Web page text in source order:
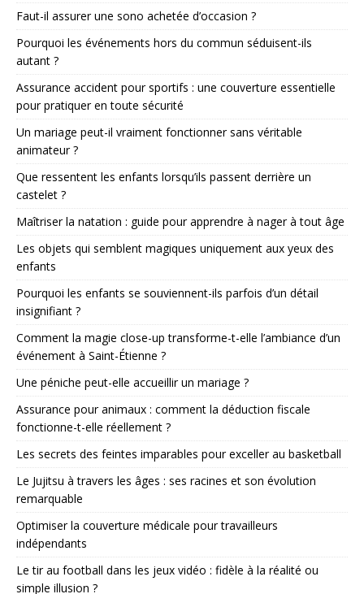
Faut-il assurer une sono achetée d’occasion ?
Pourquoi les événements hors du commun séduisent-ils
autant ?
Assurance accident pour sportifs : une couverture essentielle
pour pratiquer en toute sécurité
Un mariage peut-il vraiment fonctionner sans véritable
animateur ?
Que ressentent les enfants lorsqu’ils passent derrière un
castelet ?
Maîtriser la natation : guide pour apprendre à nager à tout âge
Les objets qui semblent magiques uniquement aux yeux des
enfants
Pourquoi les enfants se souviennent-ils parfois d’un détail
insignifiant ?
Comment la magie close-up transforme-t-elle l’ambiance d’un
événement à Saint-Étienne ?
Une péniche peut-elle accueillir un mariage ?
Assurance pour animaux : comment la déduction fiscale
fonctionne-t-elle réellement ?
Les secrets des feintes imparables pour exceller au basketball
Le Jujitsu à travers les âges : ses racines et son évolution
remarquable
Optimiser la couverture médicale pour travailleurs
indépendants
Le tir au football dans les jeux vidéo : fidèle à la réalité ou
simple illusion ?